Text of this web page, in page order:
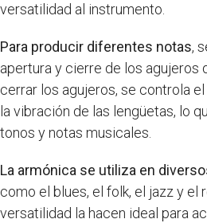
versatilidad al instrumento.
Para producir diferentes notas,
apertura y cierre de los agujeros
cerrar los agujeros, se controla
la vibración de las lengüetas, lo
tonos y notas musicales.
La armónica se utiliza en
como el blues, el folk, el jazz y el
versatilidad la hacen ideal para